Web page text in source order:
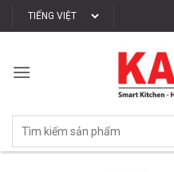
qua
dung
Tìm